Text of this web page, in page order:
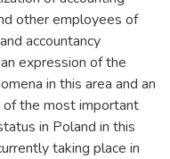
other employees of
accountancy
expression of the
in this area and an
the most important
in Poland in this
taking place in